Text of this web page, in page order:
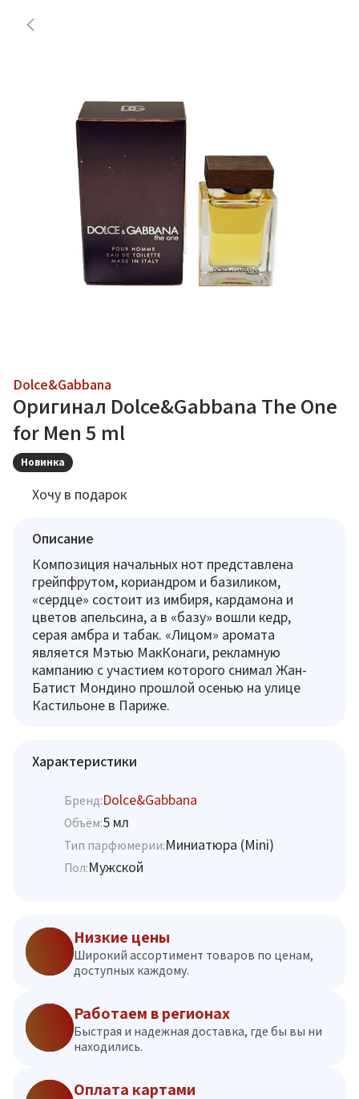
Dolce&Gabbana
Оригинал Dolce&Gabbana The One
for Men 5 ml
Новинка
Хочу в подарок
Описание
Композиция начальных нот представлена
грейпфрутом, кориандром и базиликом,
«сердце» состоит из имбиря, кардамона и
цветов апельсина, а в «базу» вошли кедр,
серая амбра и табак. «Лицом» аромата
является Мэтью МакКонаги, рекламную
кампанию с участием которого снимал Жан-
Батист Мондино прошлой осенью на улице
Кастильоне в Париже.
Характеристики
Бренд:Dolce&Gabbana
Объём:5 мл
Тип парфюмерии:Миниатюра (Mini)
Пол:Мужской
Низкие цены
Широкий ассортимент товаров по ценам,
доступных каждому.
Работаем в регионах
Быстрая и надежная доставка, где бы вы ни
находились.
Оплата картами